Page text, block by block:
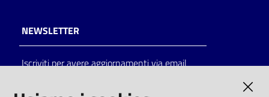
NEWSLETTER
Iscriviti per avere aggiornamenti via email